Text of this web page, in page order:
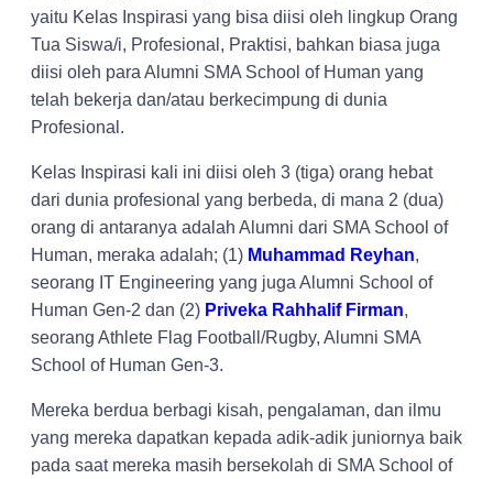
yaitu Kelas Inspirasi yang bisa diisi oleh lingkup Orang
Tua Siswa/i, Profesional, Praktisi, bahkan biasa juga
diisi oleh para Alumni SMA School of Human yang
telah bekerja dan/atau berkecimpung di dunia
Profesional.
Kelas Inspirasi kali ini diisi oleh 3 (tiga) orang hebat
dari dunia profesional yang berbeda, di mana 2 (dua)
orang di antaranya adalah Alumni dari SMA School of
Human, meraka adalah; (1) Muhammad Reyhan,
seorang IT Engineering yang juga Alumni School of
Human Gen-2 dan (2) Priveka Rahhalif Firman,
seorang Athlete Flag Football/Rugby, Alumni SMA
School of Human Gen-3.
Mereka berdua berbagi kisah, pengalaman, dan ilmu
yang mereka dapatkan kepada adik-adik juniornya baik
pada saat mereka masih bersekolah di SMA School of